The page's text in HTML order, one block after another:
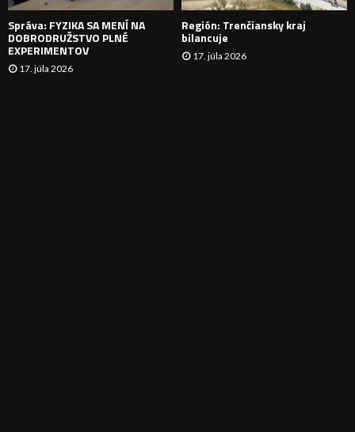
E
Správa: FYZIKA SA MENÍ NA
DOBRODRUŽSTVO PLNÉ
EXPERIMENTOV
17. júla 2026
Región: Trenčiansky kraj
bilancuje
17. júla 2026